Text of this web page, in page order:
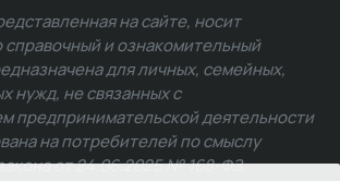
на сайте, носит
и ознакомительный
для личных, семейных,
нужд, не связанных с
предпринимательской деятельности
на потребителей по смыслу
от 24.06.2025 № 168-ФЗ.